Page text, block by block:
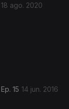
18 ago. 2020
Ep. 15 14 jun. 2016